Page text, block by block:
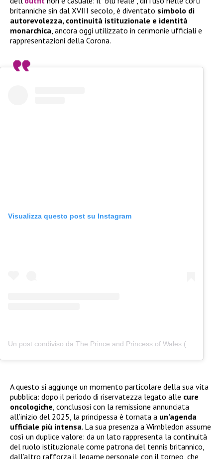
britanniche sin dal XVIII secolo, è diventato simbolo di
autorevolezza, continuità istituzionale e identità
monarchica , ancora oggi utilizzato in cerimonie ufficiali e
rappresentazioni della Corona.
Visualizza questo post su Instagram
Un post condiviso da The Prince and Princess of Wales (@princeandprincessofwales)
A questo si aggiunge un momento particolare della sua vita
pubblica: dopo il periodo di riservatezza legato alle cure
oncologiche, conclusosi con la remissione annunciata
all’inizio del 2025, la principessa è tornata a un’agenda
ufficiale più intensa. La sua presenza a Wimbledon assume
così un duplice valore: da un lato rappresenta la continuità
del ruolo istituzionale come patrona del tennis britannico,
dall’altro rafforza il legame personale con il torneo, che